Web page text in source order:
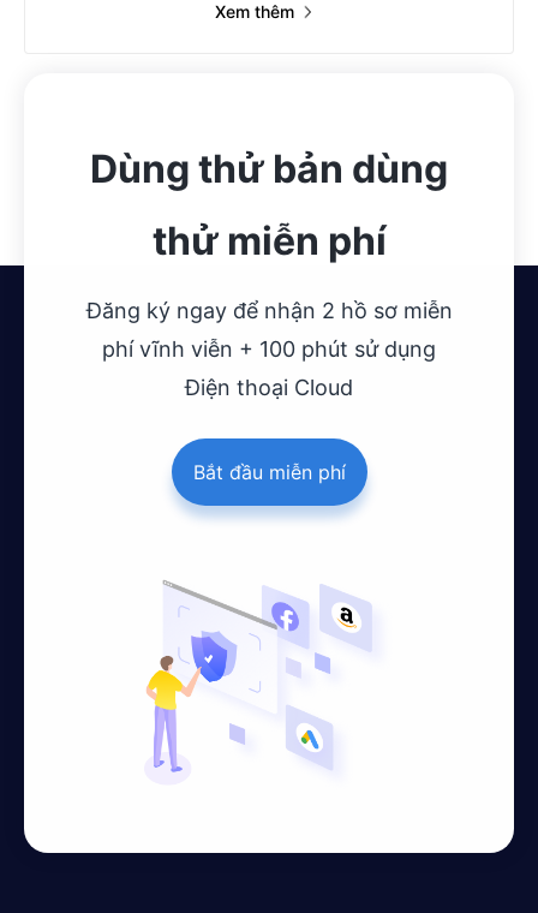
Xem thêm
Dùng thử bản dùng
thử miễn phí
Đăng ký ngay để nhận 2 hồ sơ miễn
phí vĩnh viễn + 100 phút sử dụng
Điện thoại Cloud
Bắt đầu miễn phí